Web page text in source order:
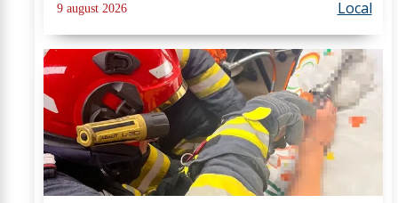
educativ Școala Gimnazială Nr. 1 Dumeni, Mihai...
9 august 2026 Local